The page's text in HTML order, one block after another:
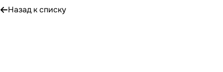
Назад к списку